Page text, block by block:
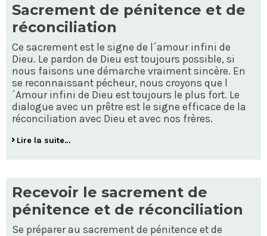
Sacrement de pénitence et de
réconciliation
Ce sacrement est le signe de l´amour infini de
Dieu. Le pardon de Dieu est toujours possible, si
nous faisons une démarche vraiment sincère. En
se reconnaissant pécheur, nous croyons que l
´Amour infini de Dieu est toujours le plus fort. Le
dialogue avec un prêtre est le signe efficace de la
réconciliation avec Dieu et avec nos frères.
Lire la suite…
Recevoir le sacrement de
pénitence et de réconciliation
Se préparer au sacrement de pénitence et de